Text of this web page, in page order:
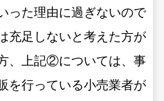
った理由に過ぎないので
充足しないと考えた方が
、上記②については、事
を行っている小売業者が